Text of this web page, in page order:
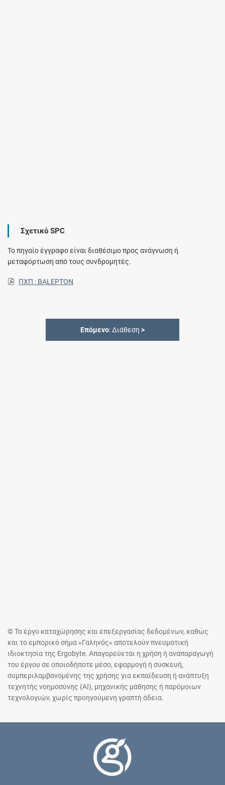
Σχετικό SPC
Το πηγαίο έγγραφο είναι διαθέσιμο προς ανάγνωση ή
μεταφόρτωση από τους συνδρομητές.
ΠΧΠ : BALEPTON
Επόμενο: Διάθεση >
© Το έργο καταχώρησης και επεξεργασίας δεδομένων, καθώς
και το εμπορικό σήμα «Γαληνός» αποτελούν πνευματική
ιδιοκτησία της Ergobyte. Απαγορεύεται η χρήση ή αναπαραγωγή
του έργου σε οποιοδήποτε μέσο, εφαρμογή ή συσκευή,
συμπεριλαμβανομένης της χρήσης για εκπαίδευση ή ανάπτυξη
τεχνητής νοημοσύνης (AI), μηχανικής μάθησης ή παρόμοιων
τεχνολογιών, χωρίς προηγούμενη γραπτή άδεια.